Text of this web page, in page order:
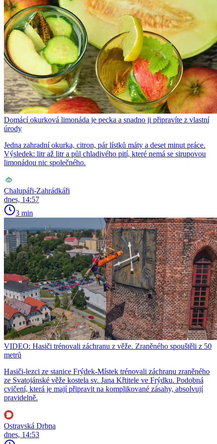
Domácí okurková limonáda je pecka a snadno ji připravíte z vlastní
úrody
Jedna zahradní okurka, citron, pár lístků máty a deset minut práce.
Výsledek: litr až litr a půl chladivého pití, které nemá se sirupovou
limonádou nic společného.
Chalupáři-Zahrádkáři
dnes, 14:57
3 min
VIDEO: Hasiči trénovali záchranu z věže. Zraněného spouštěli z 50
metrů
Hasiči-lezci ze stanice Frýdek-Místek trénovali záchranu zraněného
ze Svatojánské věže kostela sv. Jana Křtitele ve Frýdku. Podobná
cvičení, která je mají připravit na komplikované zásahy, absolvují
pravidelně.
Ostravská Drbna
dnes, 14:53